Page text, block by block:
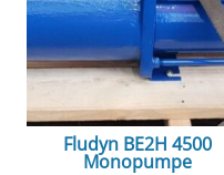
Fludyn BE2H 4500
Monopumpe